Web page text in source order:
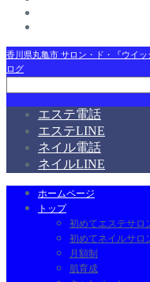
香川県丸亀市 サロン・ド・『ウイ
ログ
エステ電話
エステLINE
ネイル電話
ネイルLINE
ホームページ
トップ
初めてエステサロ
初めてネイルサロ
月額制
肌育成